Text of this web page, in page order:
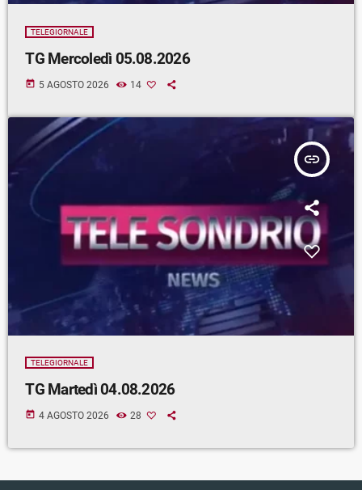
TELEGIORNALE
TG Mercoledì 05.08.2026
today 5 AGOSTO 2026 14
insert_link
TELEGIORNALE
TG Martedì 04.08.2026
today 4 AGOSTO 2026 28